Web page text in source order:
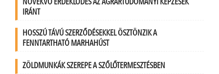
IRÁNT
HOSSZÚ TÁVÚ SZERZŐDÉSEKKEL ÖSZTÖNZIK A
FENNTARTHATÓ MARHAHÚST
ZÖLDMUNKÁK SZEREPE A SZŐLŐTERMESZTÉSBEN